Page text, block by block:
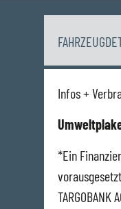
Infos +
*Ein